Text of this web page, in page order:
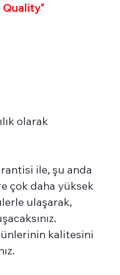
Quality"
olarak
ile, şu anda
çok daha yüksek
ulaşarak,
kalitesini